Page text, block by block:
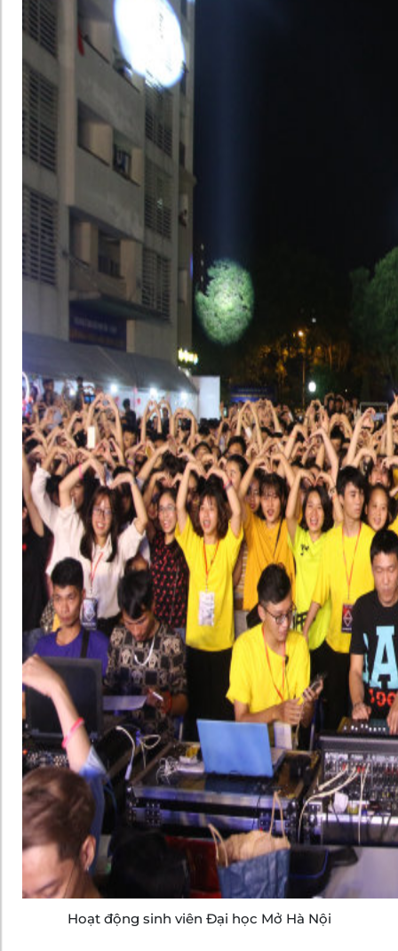
Hoạt động sinh viên Đại học Mở Hà Nội